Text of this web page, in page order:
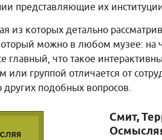
представляющие их
из которых детально
можно в любом музее: на
главный, что такое
группой отличается от
других подобных вопросов.
Смит,